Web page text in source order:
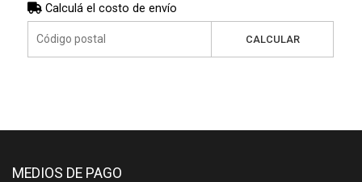
Calculá el costo de envío
CALCULAR
MEDIOS DE PAGO